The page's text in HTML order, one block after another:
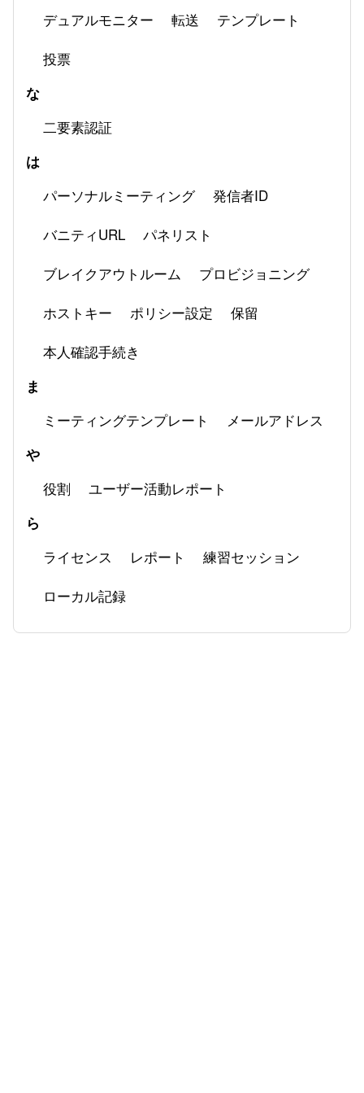
デュアルモニター
転送
テンプレート
投票
な
二要素認証
は
パーソナルミーティング
発信者ID
バニティURL
パネリスト
ブレイクアウトルーム
プロビジョニング
ホストキー
ポリシー設定
保留
本人確認手続き
ま
ミーティングテンプレート メールアドレス
や
役割 ユーザー活動レポート
ら
ライセンス レポート
練習セッション
ローカル記録